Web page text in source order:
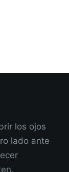
los ojos
lado ante